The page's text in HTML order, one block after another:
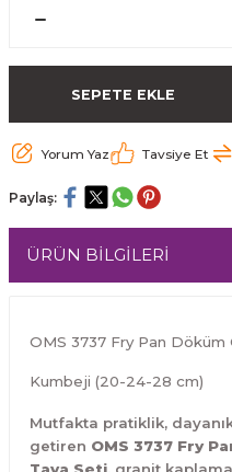
SEPETE EKLE
Yorum Yaz Tavsiye Et
Paylaş:
ÜRÜN BİLGİLERİ
OMS 3737 Fry Pan Döküm
Kumbeji (20-24-28 cm)
Mutfakta pratiklik,
getiren OMS 3737 Fry